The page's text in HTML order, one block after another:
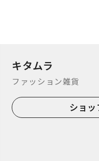
キタムラ
ファッション雑貨
ショッ